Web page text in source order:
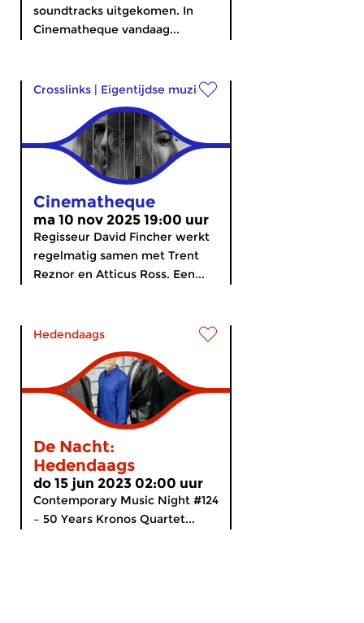
soundtracks uitgekomen. In
Cinematheque vandaag...
Crosslinks | Eigentijdse muziek
Cinematheque
ma 10 nov 2025 19:00 uur
Regisseur David Fincher werkt
regelmatig samen met Trent
Reznor en Atticus Ross. Een...
Hedendaags
De Nacht:
Hedendaags
do 15 jun 2023 02:00 uur
Contemporary Music Night #124
– 50 Years Kronos Quartet...